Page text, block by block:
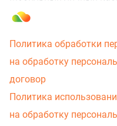
Политика обработки
на обработку
договор
Политика
на обработку